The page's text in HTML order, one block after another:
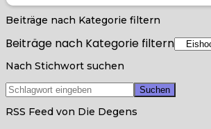
Beiträge nach Kategorie filtern
Beiträge nach Kategorie filtern
Nach Stichwort suchen
RSS Feed von Die Degens